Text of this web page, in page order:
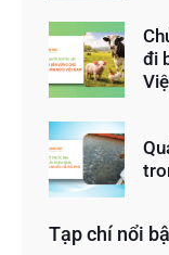
đi
Tạp chí nổi